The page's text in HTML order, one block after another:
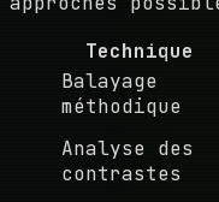
Technique
Balayage
méthodique
Analyse des
contrastes